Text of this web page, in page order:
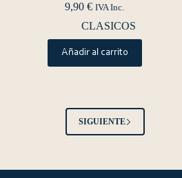
9,90€ IVA Inc.
CLASICOS
Añadir al carrito
SIGUIENTE